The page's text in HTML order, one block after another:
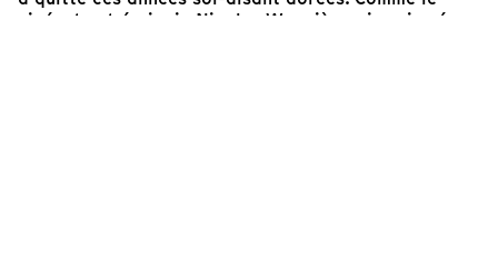
cinéaste et écrivain Nicolas Wagnières, je suis née